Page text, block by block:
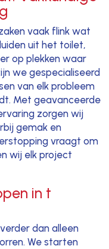
vaak flink wat
uit het toilet,
op plekken waar
we gespecialiseerd
van elk probleem
Met geavanceerde
zorgen wij
gemak en
vraagt om
wij elk project
in t
dan alleen
We starten